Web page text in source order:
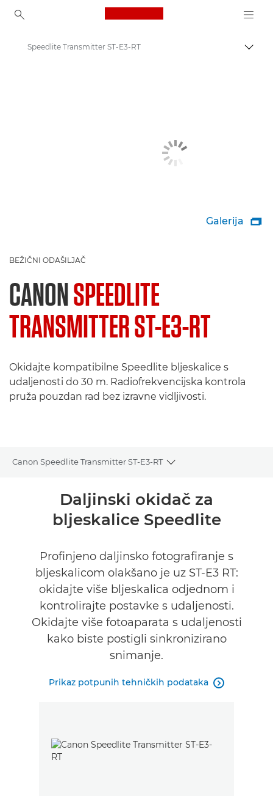
Canon Logo, back to
Speedlite Transmitter ST-E3-RT
Galerija 
BEŽIČNI ODAŠILJAČ
CANONSPEEDLITE
TRANSMITTER ST-E3-RT
Okidajte kompatibilne Speedlite bljeskalice s
udaljenosti do 30 m. Radiofrekvencijska kontrola
pruža pouzdan rad bez izravne vidljivosti.
Canon Speedlite Transmitter ST-E3-RT
Toggle breadcrumbs
Tehnički podaci
Podrška
Daljinski okidač za
bljeskalice Speedlite
Profinjeno daljinsko fotografiranje s
bljeskalicom olakšano je uz ST-E3 RT:
okidajte više bljeskalica odjednom i
kontrolirajte postavke s udaljenosti.
Okidajte više fotoaparata s udaljenosti
kako biste postigli sinkronizirano
snimanje.
Prikaz potpunih tehničkih podataka 